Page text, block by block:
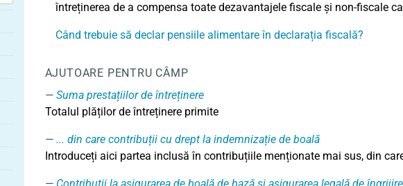
întreținerea de a compensa toate dezavantajele fiscale și non-fiscale
Când trebuie să declar pensiile alimentare în declarația fiscală?
AJUTOARE PENTRU CÂMP
Suma prestațiilor de întreținere
Totalul plăților de întreținere primite
... din care contribuții cu drept la indemnizație de boală
Introduceți aici partea inclusă în contribuțiile menționate mai sus, din